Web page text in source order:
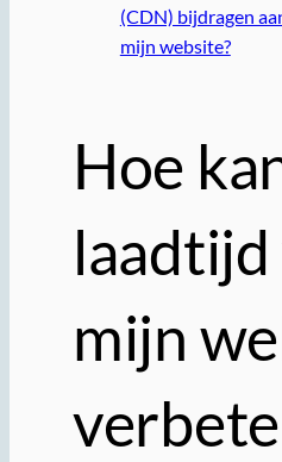
(CDN) bijdragen
mijn website?
Hoe
laadtijd
mijn